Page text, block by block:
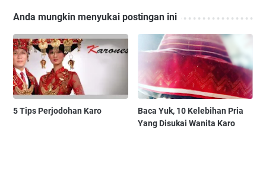
Anda mungkin menyukai postingan ini
5 Tips Perjodohan Karo
Baca Yuk, 10 Kelebihan Pria
Yang Disukai Wanita Karo